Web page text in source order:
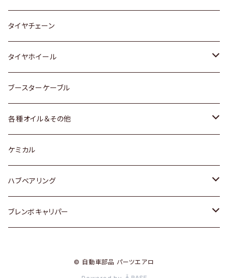
三菱
スバル
レクサス
マツダ
三菱
スバル
いすゞ
ダイハツ
マツダ
三菱
スバル
日産
ダイハツ
スバル
スズキ
日産
ダイハツ
マツダ
スズキ
日産
ダイハツ
マツダ
スバル
トヨタ
マツダ
タイヤチェーン
タイヤホイール
トヨタ
ホンダ
スズキ
日産
ダイハツ
ブースターケーブル
各種オイル＆その他
ディーデル洗浄添加剤
ケミカル
ハブベアリング
トヨタ
ブレンボキャリパー
© 自動車部品 パーツエアロ